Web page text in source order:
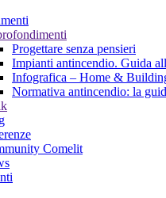
Progettare senza pensieri
Impianti antincendio. Guida
Infografica – Home &
Normativa antincendio: la
Comelit